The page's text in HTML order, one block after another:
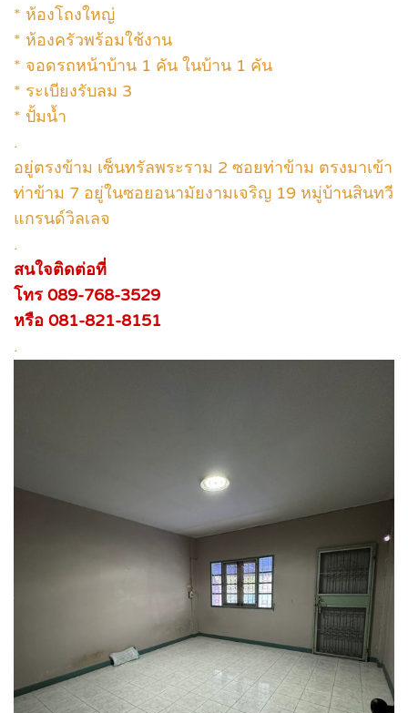
* ห้องโถงใหญ่
* ห้องครัวพร้อมใช้งาน
* จอดรถหน้าบ้าน 1 คัน ในบ้าน 1 คัน
* ระเบียงรับลม 3
* ปั้มน้ำ
.
อยู่ตรงข้าม เซ็นทรัลพระราม 2 ซอยท่าข้าม ตรงมาเข้า
ท่าข้าม 7 อยู่ในซอยอนามัยงามเจริญ 19 หมู่บ้านสินทวี
แกรนด์วิลเลจ
.
สนใจติดต่อที่
โทร 089-768-3529
หรือ 081-821-8151
.